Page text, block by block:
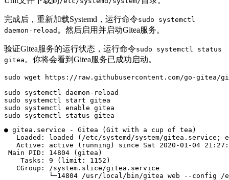
完成后，重新加载Systemd，运行命令sudo systemctl
daemon-reload 。然后启用并启动Gitea服务。
验证Gitea服务的运行状态，运行命令sudo systemctl status
gitea 。你将会看到Gitea服务已成功启动。
sudo wget https://raw.githubusercontent.com/go-gitea/
sudo systemctl daemon-reload
sudo systemctl start gitea
sudo systemctl enable gitea
sudo systemctl status gitea
● gitea.service - Gitea (Git with a cup of tea)
Loaded: loaded (/etc/systemd/system/gitea.service;
Active: active (running) since Sat 2020-01-04
Main PID: 14804 (gitea)
    Tasks: 9 (limit: 1152)
   CGroup: /system.slice/gitea.service
└─14804 /usr/local/bin/gitea web --config /